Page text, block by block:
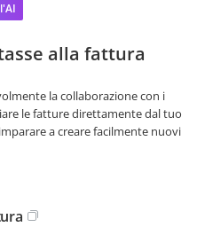
alla fattura
la collaborazione con i
le fatture direttamente dal tuo
a creare facilmente nuovi